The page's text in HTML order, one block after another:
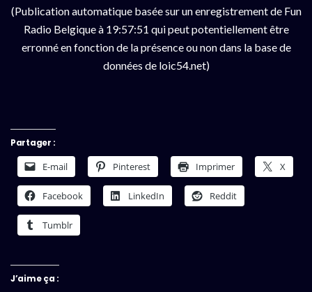
(Publication automatique basée sur un enregistrement de Fun
Radio Belgique à 19:57:51 qui peut potentiellement être
erronné en fonction de la présence ou non dans la base de
données de loic54.net)
Partager :
E-mail Pinterest Imprimer X
Facebook LinkedIn Reddit
Tumblr
J’aime ça :